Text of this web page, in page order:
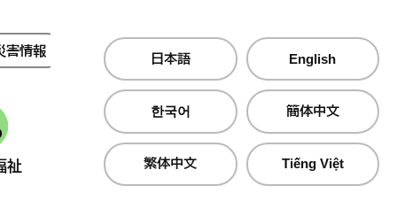
祉 産業・仕事 町政情報
害情報 夜間・休日診療
日本語 English
한국어 簡体中文
繁体中文 Tiếng Việt